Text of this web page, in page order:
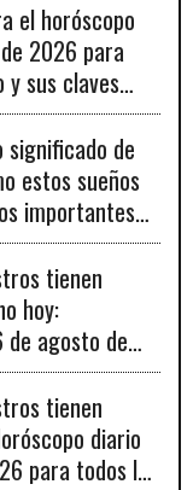
el horóscopo
2026 para
y sus claves
significado de
estos sueños
importantes
tienen
hoy:
de agosto de
tienen
diario
para todos los